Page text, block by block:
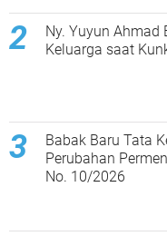
Ny. Yuyun Ahmad
Keluarga saat
Babak Baru Tata
Perubahan
No. 10/2026